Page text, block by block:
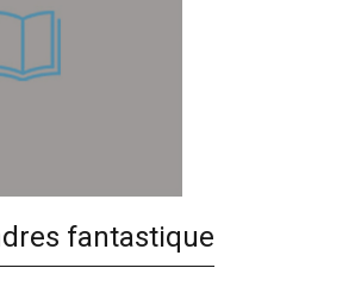
fantastique